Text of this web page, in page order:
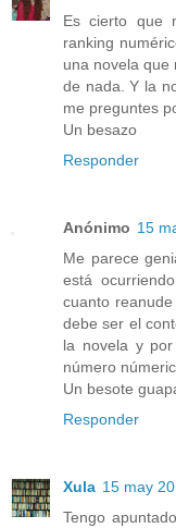
Es cierto que
ranking
una novela que
de nada. Y la
me preguntes
Un besazo
Responder
Anónimo 15
Me parece
está
cuanto
debe ser el
la novela y
número
Un besote
Responder
Xula 15 may
Tengo